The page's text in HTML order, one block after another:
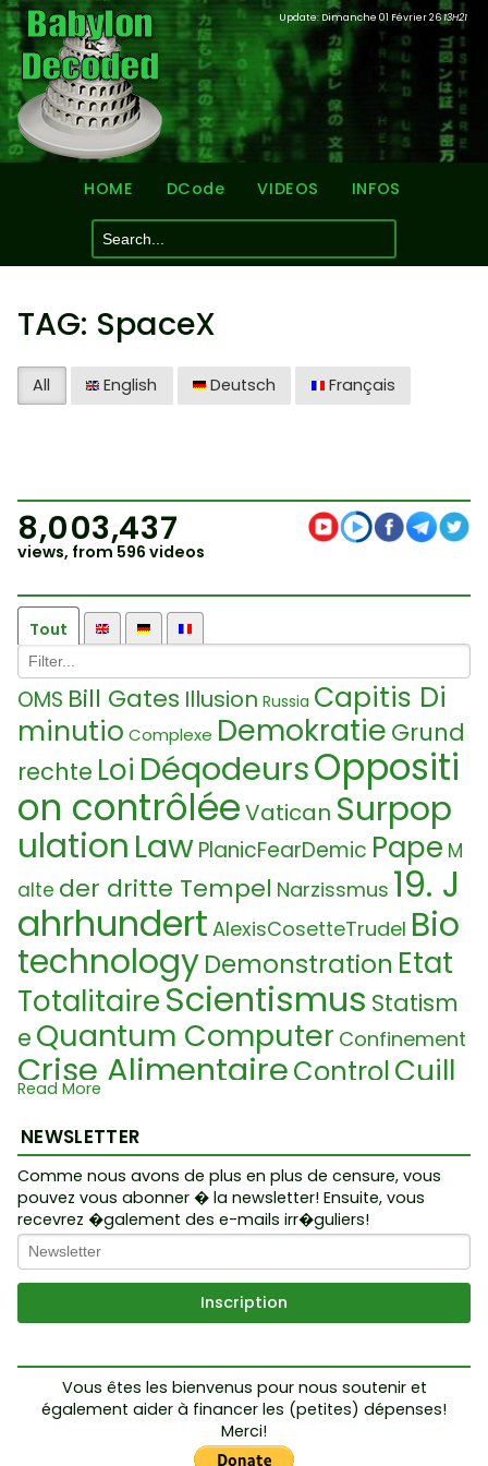
Update: Dimanche 01 Février 2613H21
HOME DCode VIDEOS INFOS
TAG: SpaceX
All English Deutsch Français
8,003,437
views, from 596 videos
Tout
OMS Bill Gates Illusion Russia Capitis Di
minutio Complexe Demokratie Grund
rechte Loi DéqodeursOppositi
on contrôléeVatican Surpop
ulation LawPlanicFearDemic Pape M
alte der dritte Tempel Narzissmus 19. J
ahrhundert AlexisCosetteTrudel Bio
technologyDemonstration Etat
TotalitaireScientismus Statism
e Quantum Computer Confinement
Crise AlimentaireControlCuill
abianEconomyPlandemiePuti
nOcculteK.I.Noahide Laws Intellect
NanotechnologieBeliefPharaon
GouvernementGrammatikM
Graphene MK Ultra
Nordstream 1
ngEntvölkerung NurembergInterview
PsyopWarUponLifeFasciste3rd T
LegalNameFraud
Read More
NEWSLETTER
Comme nous avons de plus en plus de censure, vous
pouvez vous abonner � la newsletter! Ensuite, vous
recevrez �galement des e-mails irr�guliers!
Vous êtes les bienvenus pour nous soutenir et
également aider à financer les (petites) dépenses!
Merci!